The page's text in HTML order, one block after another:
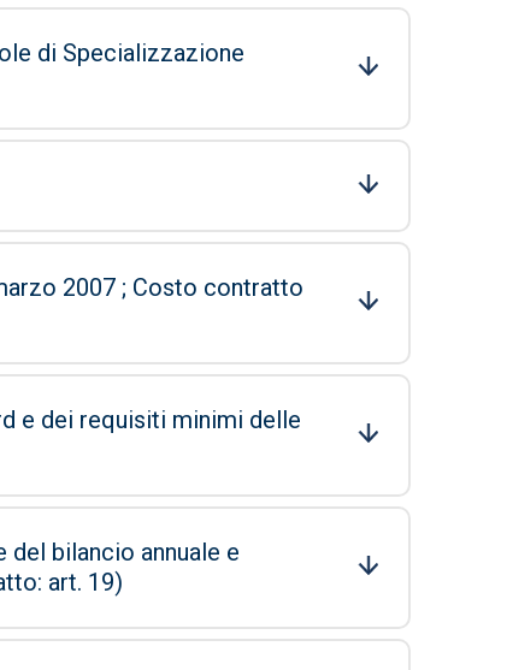
di Specializzazione
contratto
e dei requisiti minimi delle
bilancio annuale e
art. 19)